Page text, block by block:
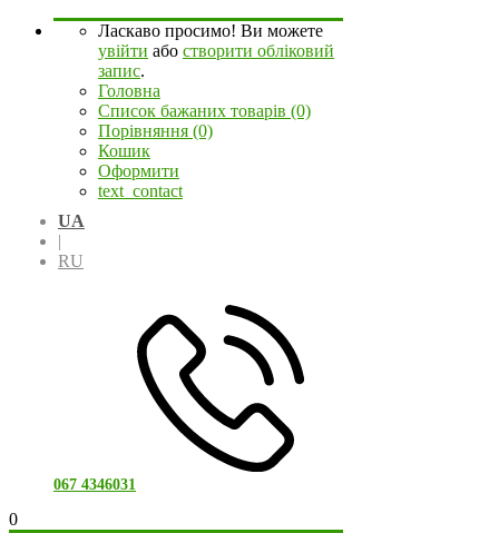
Ласкаво просимо! Ви можете
увійти або створити обліковий
запис.
Головна
Список бажаних товарів (0)
Порівняння (0)
Кошик
Оформити
text_contact
UA
|
RU
067 4346031
0